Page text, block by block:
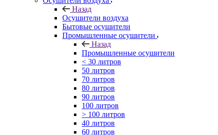
Назад
Осушители воздуха
Бытовые осушители
Промышленные осушители
Назад
Промышленные осушители
< 30 литров
50 литров
70 литров
80 литров
90 литров
100 литров
> 100 литров
40 литров
60 литров